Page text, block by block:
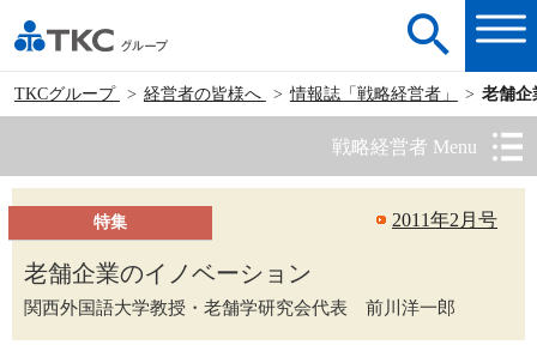
TKCグループ 経営者の皆様へ 情報誌「戦略経営者」 老舗企
戦略経営者 Menu
2011年2月号
特集
老舗企業のイノベーション
関西外国語大学教授・老舗学研究会代表 前川洋一郎